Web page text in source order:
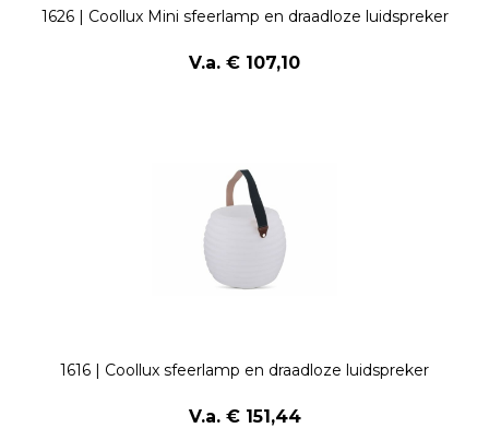
1626 | Coollux Mini sfeerlamp en draadloze luidspreker
V.a. € 107,10
1616 | Coollux sfeerlamp en draadloze luidspreker
V.a. € 151,44